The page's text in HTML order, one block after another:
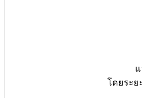
โดยระย